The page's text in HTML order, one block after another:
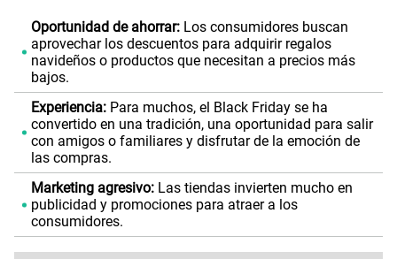
Oportunidad de ahorrar:Los consumidores buscan
aprovechar los descuentos para adquirir regalos
navideños o productos que necesitan a precios más
bajos.
Experiencia:Para muchos, el Black Friday se ha
convertido en una tradición, una oportunidad para salir
con amigos o familiares y disfrutar de la emoción de
las compras.
Marketing agresivo:Las tiendas invierten mucho en
publicidad y promociones para atraer a los
consumidores.